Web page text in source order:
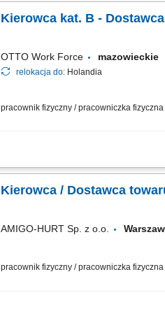
Kierowca kat. B -
OTTO Work Force mazowieckie
relokacja do: Holandia
pracownik fizyczny / pracowniczka fizyczna
Twoje codzienne zadania Dostarczasz
Kierowca / Dostawca
AMIGO-HURT Sp. z o.o.
pracownik fizyczny / pracowniczka fizyczna